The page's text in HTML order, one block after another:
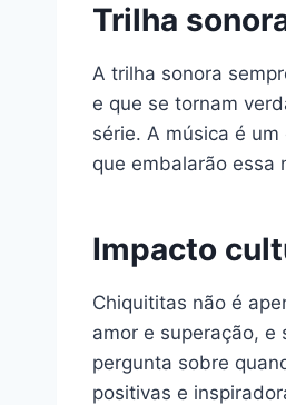
Trilha
A trilha sonora
e que se tornam
série. A música é
que embalarão essa
Impacto
Chiquititas não é
amor e superação,
pergunta sobre
positivas e